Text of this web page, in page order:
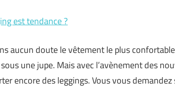
est tendance ?
aucun doute le vêtement le plus
une jupe. Mais avec l’avènement des
encore des leggings. Vous vous